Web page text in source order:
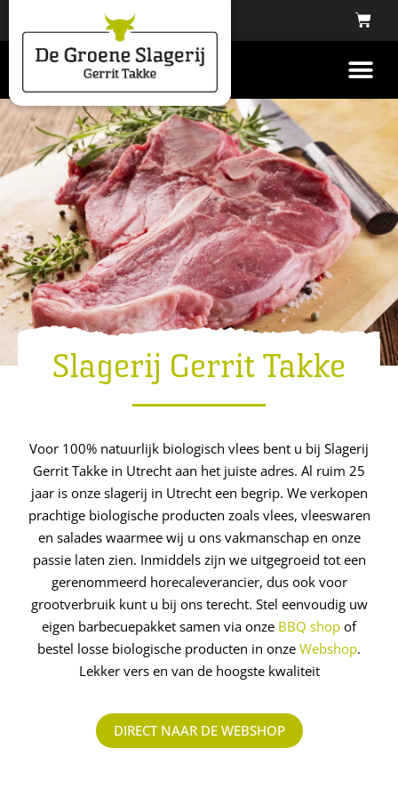
Slagerij Gerrit Takke
Voor 100% natuurlijk biologisch vlees bent u bij Slagerij
Gerrit Takke in Utrecht aan het juiste adres. Al ruim 25
jaar is onze slagerij in Utrecht een begrip. We verkopen
prachtige biologische producten zoals vlees, vleeswaren
en salades waarmee wij u ons vakmanschap en onze
passie laten zien. Inmiddels zijn we uitgegroeid tot een
gerenommeerd ­horecaleverancier, dus ook voor
grootverbruik kunt u bij ons terecht. Stel eenvoudig uw
eigen barbecuepakket samen via onze BBQ shop of
bestel losse biologische producten in onze Webshop.
Lekker vers en van de hoogste kwaliteit
DIRECT NAAR DE WEBSHOP